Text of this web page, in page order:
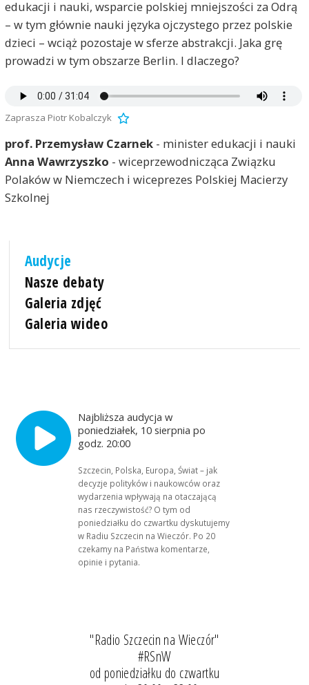
edukacji i nauki, wsparcie polskiej mniejszości za Odrą
– w tym głównie nauki języka ojczystego przez polskie
dzieci – wciąż pozostaje w sferze abstrakcji. Jaka grę
prowadzi w tym obszarze Berlin. I dlaczego?
Zaprasza Piotr Kobalczyk
prof. Przemysław Czarnek- minister edukacji i nauki
Anna Wawrzyszko - wiceprzewodnicząca Związku
Polaków w Niemczech i wiceprezes Polskiej Macierzy
Szkolnej
Audycje
Nasze debaty
Galeria zdjęć
Galeria wideo
Najbliższa audycja w
poniedziałek, 10 sierpnia po
godz. 20:00
Szczecin, Polska, Europa, Świat – jak
decyzje polityków i naukowców oraz
wydarzenia wpływają na otaczającą
nas rzeczywistość? O tym od
poniedziałku do czwartku dyskutujemy
w Radiu Szczecin na Wieczór. Po 20
czekamy na Państwa komentarze,
opinie i pytania.
"Radio Szczecin na Wieczór"
#RSnW
od poniedziałku do czwartku